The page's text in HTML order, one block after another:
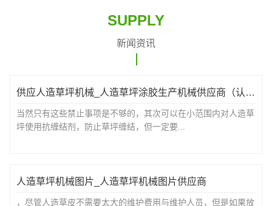
SUPPLY
新闻资讯
供应人造草坪机械_人造草坪涂胶生产机械供应商（认证商家）
当然只有这些禁止事项是不够的，其次可以在小范围内对人造草
坪使用抗缠结剂，防止草坪缠结，但一定要...
人造草坪机械图片_人造草坪机械图片供应商
，尽管人造草皮不需要太大的维护费用与维护人员，但是如果放